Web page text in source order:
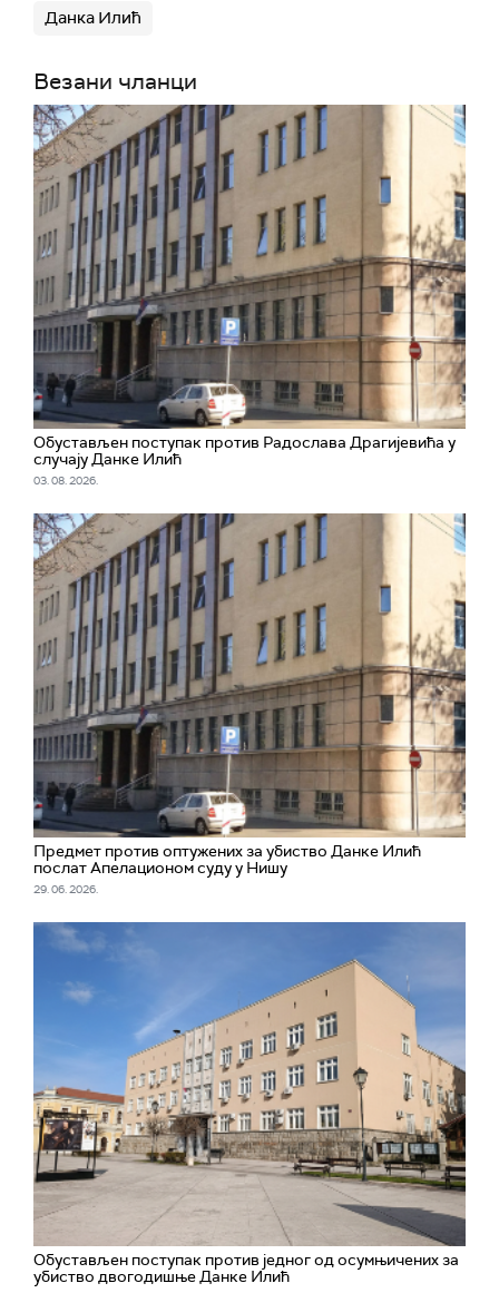
Данка Илић
Везани чланци
Обустављен поступак против Радослава Драгијевића у
случају Данке Илић
03. 08. 2026.
Предмет против оптужених за убиство Данке Илић
послат Апелационом суду у Нишу
29. 06. 2026.
Обустављен поступак против једног од осумњичених за
убиство двогодишње Данке Илић